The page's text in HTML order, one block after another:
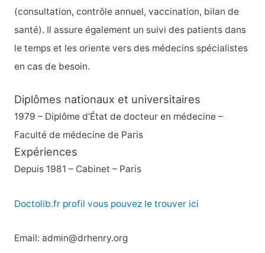
(consultation, contrôle annuel, vaccination, bilan de
santé). Il assure également un suivi des patients dans
le temps et les oriente vers des médecins spécialistes
en cas de besoin.
Diplômes nationaux et universitaires
1979 – Diplôme d’État de docteur en médecine –
Faculté de médecine de Paris
Expériences
Depuis 1981 – Cabinet – Paris
Doctolib.fr profil vous pouvez le trouver ici
Email: admin@drhenry.org